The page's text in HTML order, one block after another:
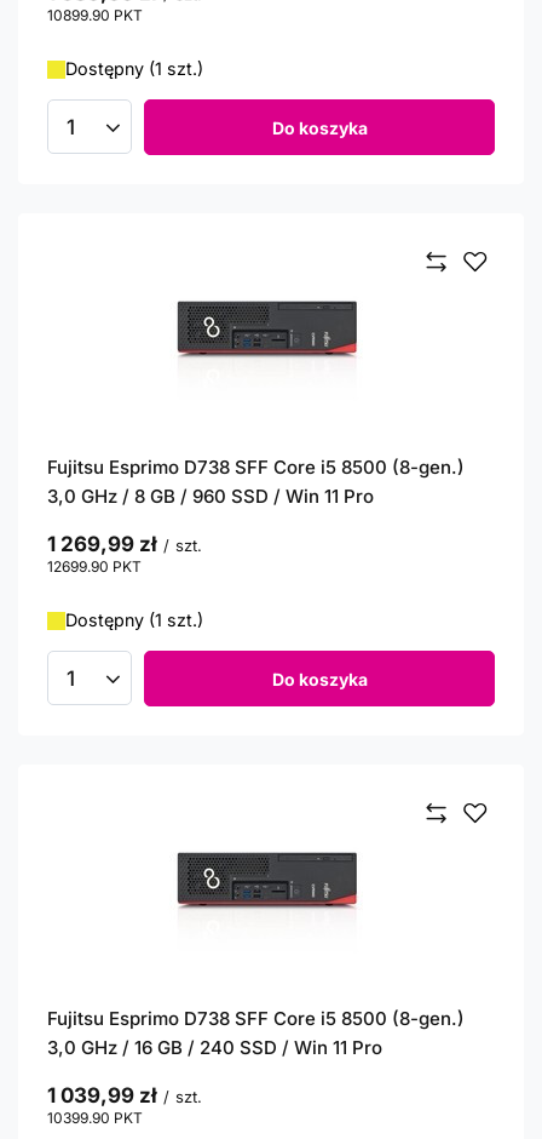
10899.90 PKT
Dostępny (1 szt.)
Ilość produktów Do koszyka
Fujitsu Esprimo D738 SFF Core i5 8500 (8-gen.)
3,0 GHz / 8 GB / 960 SSD / Win 11 Pro
1 269,99 zł / szt.
12699.90 PKT
Dostępny (1 szt.)
Ilość produktów Do koszyka
Fujitsu Esprimo D738 SFF Core i5 8500 (8-gen.)
3,0 GHz / 16 GB / 240 SSD / Win 11 Pro
1 039,99 zł / szt.
10399.90 PKT